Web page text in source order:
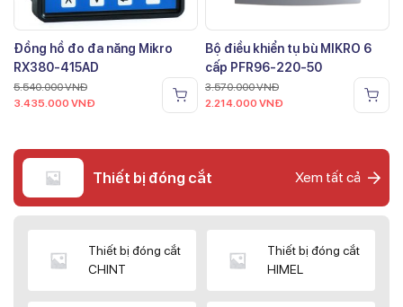
Đồng hồ đo đa năng Mikro
RX380-415AD
5.540.000VNĐ
3.435.000 VNĐ
Bộ điều khiển tụ bù MIKRO 6
cấp PFR96-220-50
3.570.000VNĐ
2.214.000 VNĐ
Thiết bị đóng cắt Xem tất cả
Thiết bị đóng cắt
CHINT
Thiết bị đóng cắt
HIMEL